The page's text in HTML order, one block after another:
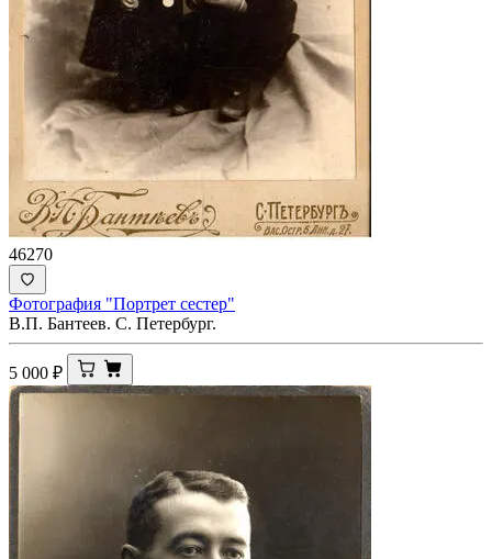
46270
Фотография "Портрет сестер"
В.П. Бантеев. С. Петербург.
5 000 ₽